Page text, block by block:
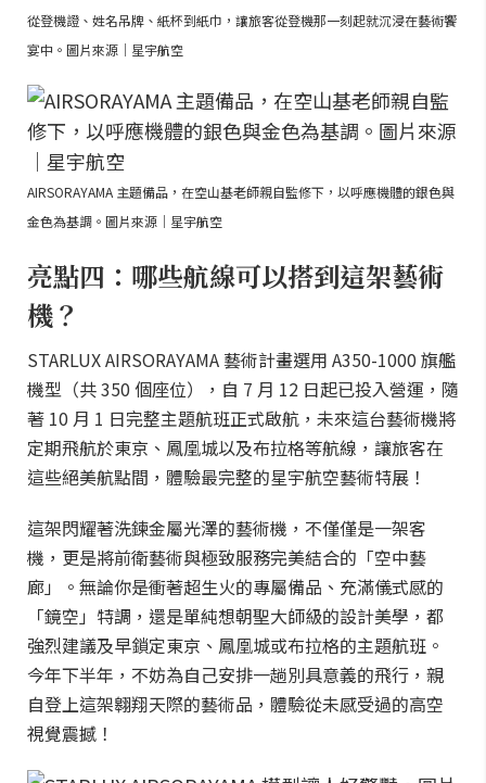
從登機證、姓名吊牌、紙杯到紙巾，讓旅客從登機那一刻起就沉浸在藝術饗
宴中。圖片來源｜星宇航空
AIRSORAYAMA 主題備品，在空山基老師親自監修下，以呼應機體的銀色與
金色為基調。圖片來源｜星宇航空
亮點四：哪些航線可以搭到這架藝術
機？
STARLUX AIRSORAYAMA 藝術計畫選用 A350-1000 旗艦
機型（共 350 個座位），自 7 月 12 日起已投入營運，隨
著 10 月 1 日完整主題航班正式啟航，未來這台藝術機將
定期飛航於東京、鳳凰城以及布拉格等航線，讓旅客在
這些絕美航點間，體驗最完整的星宇航空藝術特展！
這架閃耀著洗鍊金屬光澤的藝術機，不僅僅是一架客
機，更是將前衛藝術與極致服務完美結合的「空中藝
廊」。無論你是衝著超生火的專屬備品、充滿儀式感的
「鏡空」特調，還是單純想朝聖大師級的設計美學，都
強烈建議及早鎖定東京、鳳凰城或布拉格的主題航班。
今年下半年，不妨為自己安排一趟別具意義的飛行，親
自登上這架翱翔天際的藝術品，體驗從未感受過的高空
視覺震撼！